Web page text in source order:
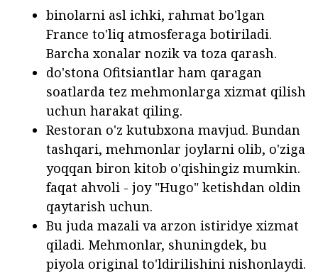
binolarni asl ichki, rahmat bo'lgan
France to'liq atmosferaga botiriladi.
Barcha xonalar nozik va toza qarash.
do'stona Ofitsiantlar ham qaragan
soatlarda tez mehmonlarga xizmat qilish
uchun harakat qiling.
Restoran o'z kutubxona mavjud. Bundan
tashqari, mehmonlar joylarni olib, o'ziga
yoqqan biron kitob o'qishingiz mumkin.
faqat ahvoli - joy "Hugo" ketishdan oldin
qaytarish uchun.
Bu juda mazali va arzon istiridye xizmat
qiladi. Mehmonlar, shuningdek, bu
piyola original to'ldirilishini nishonlaydi.